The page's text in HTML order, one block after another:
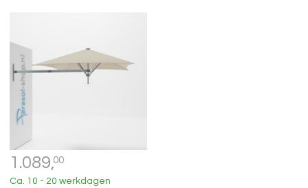
1.089,00
Ca. 10 - 20 werkdagen